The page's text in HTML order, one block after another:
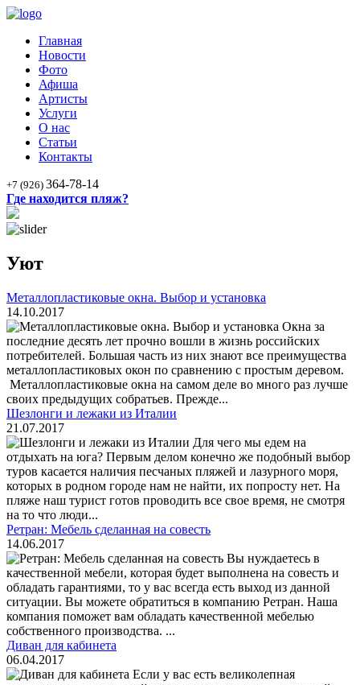
Главная
Новости
Фото
Афиша
Артисты
Услуги
О нас
Статьи
Контакты
+7 (926) 364-78-14
Где находится пляж?
Уют
Металлопластиковые окна. Выбор и установка
14.10.2017
Окна за
последние десять лет прочно вошли в жизнь российских
потребителей. Большая часть из них знают все преимущества
металлопластиковых окон по сравнению с простым деревом.
Металлопластиковые окна на самом деле во много раз лучше
своих предыдущих собратьев. Прежде...
Шезлонги и лежаки из Италии
21.07.2017
Для чего мы едем на
отдыхать на юга? Первым делом конечно же подобный выбор
туров касается наличия песчаных пляжей и лазурного моря,
которых в родном городе нам не найти, их попросту нет. На
пляже наш турист готов проводить все свое время, не смотря
на то что люди...
Ретран: Мебель сделанная на совесть
14.06.2017
Вы нуждаетесь в
качественной мебели, которая будет выполнена на совесть и
обладать гарантиями, то у вас всегда есть выход из данной
ситуации. Вы можете обратиться в компанию Ретран. Наша
компания поможет вам обладать качественной мебелью
собственного производства. ...
Диван для кабинета
06.04.2017
Если у вас есть великолепная